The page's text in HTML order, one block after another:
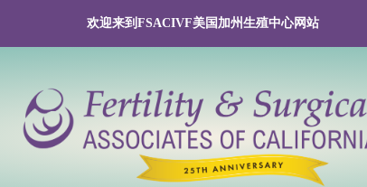
欢迎来到FSACIVF美国加州生殖中心网站